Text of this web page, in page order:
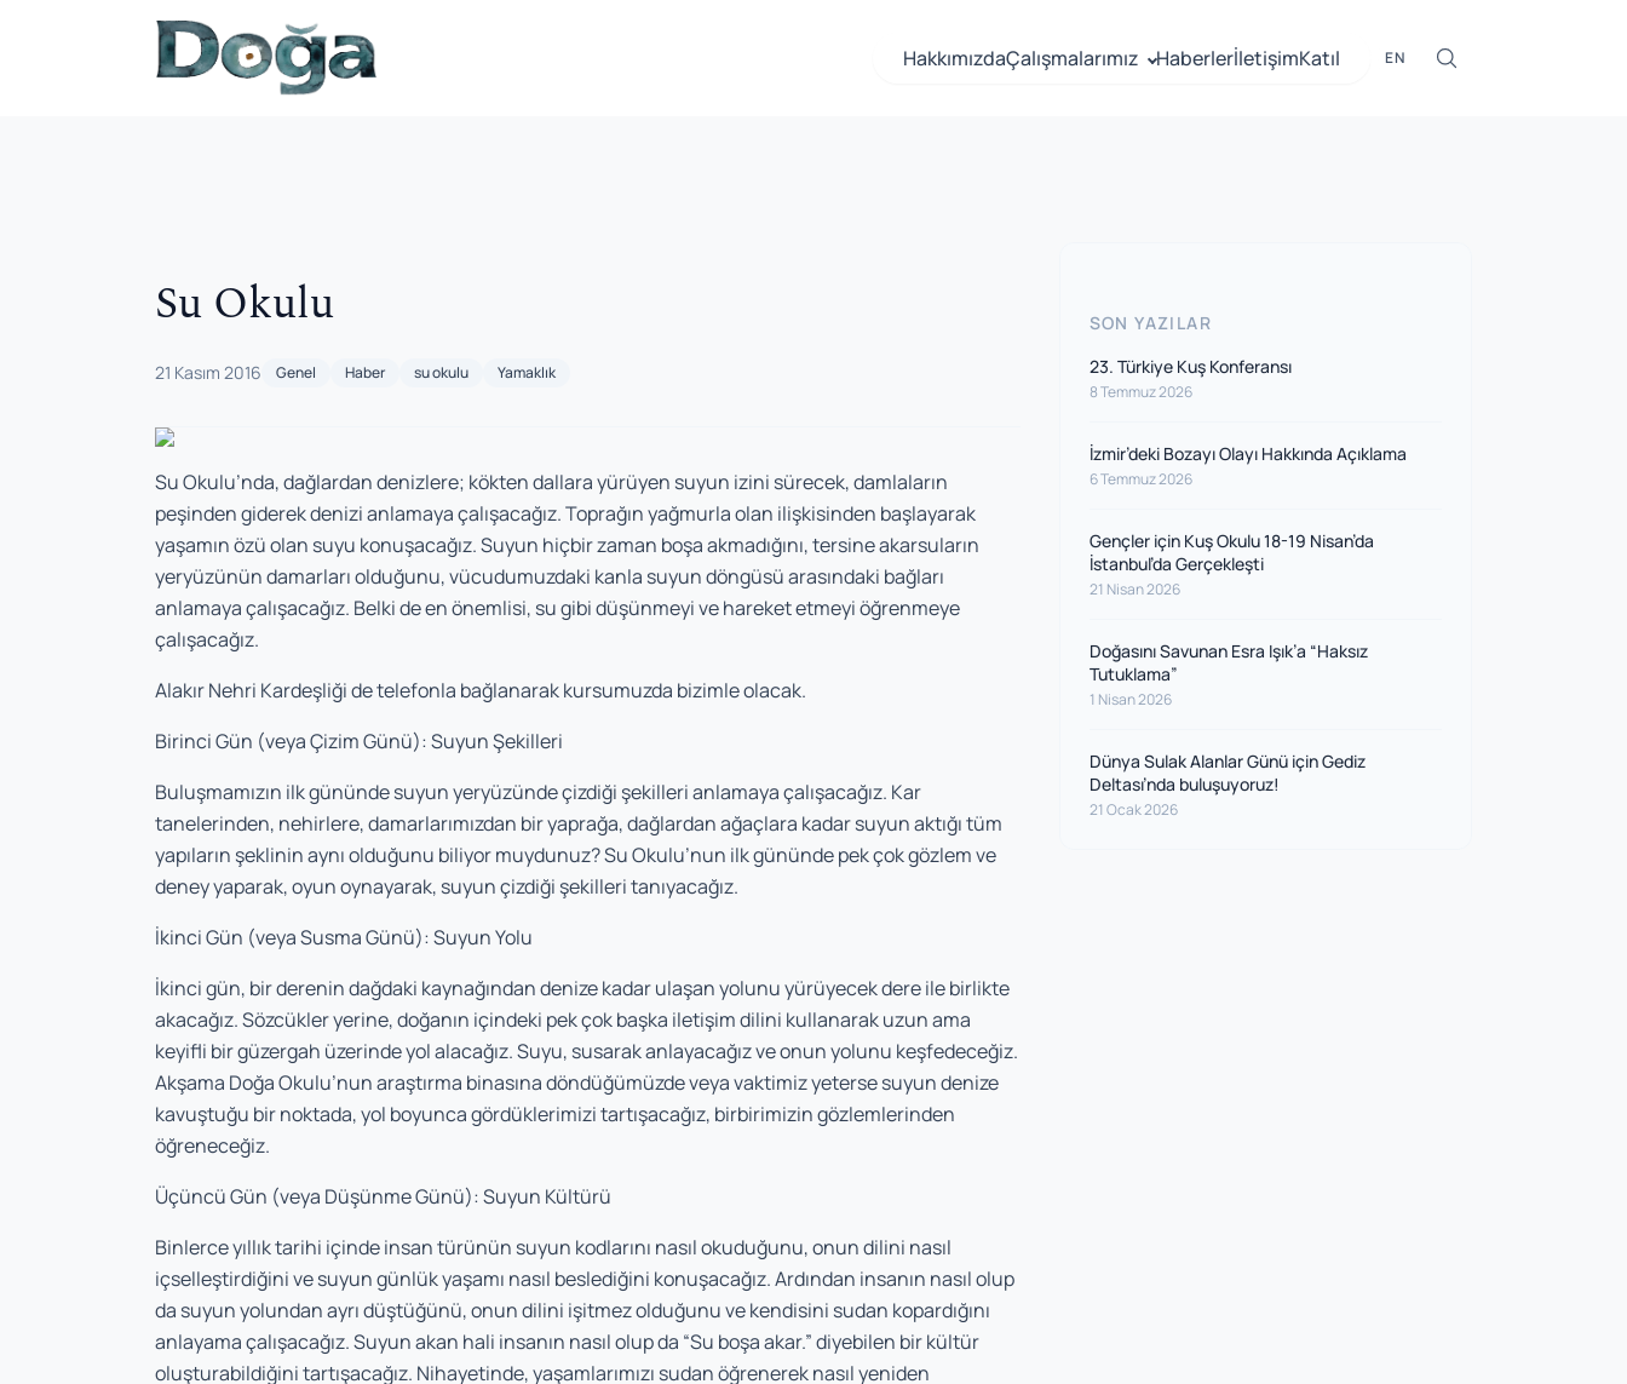
HakkımızdaÇalışmalarımız HaberlerİletişimKatıl EN
Su Okulu
21 Kasım 2016 Genel Haber su okulu Yamaklık
Su Okulu’nda, dağlardan denizlere; kökten dallara yürüyen suyun izini sürecek, damlaların
peşinden giderek denizi anlamaya çalışacağız. Toprağın yağmurla olan ilişkisinden başlayarak
yaşamın özü olan suyu konuşacağız. Suyun hiçbir zaman boşa akmadığını, tersine akarsuların
yeryüzünün damarları olduğunu, vücudumuzdaki kanla suyun döngüsü arasındaki bağları
anlamaya çalışacağız. Belki de en önemlisi, su gibi düşünmeyi ve hareket etmeyi öğrenmeye
çalışacağız.
Alakır Nehri Kardeşliği de telefonla bağlanarak kursumuzda bizimle olacak.
Birinci Gün (veya Çizim Günü): Suyun Şekilleri
Buluşmamızın ilk gününde suyun yeryüzünde çizdiği şekilleri anlamaya çalışacağız. Kar
tanelerinden, nehirlere, damarlarımızdan bir yaprağa, dağlardan ağaçlara kadar suyun aktığı tüm
yapıların şeklinin aynı olduğunu biliyor muydunuz? Su Okulu’nun ilk gününde pek çok gözlem ve
deney yaparak, oyun oynayarak, suyun çizdiği şekilleri tanıyacağız.
İkinci Gün (veya Susma Günü): Suyun Yolu
İkinci gün, bir derenin dağdaki kaynağından denize kadar ulaşan yolunu yürüyecek dere ile birlikte
akacağız. Sözcükler yerine, doğanın içindeki pek çok başka iletişim dilini kullanarak uzun ama
keyifli bir güzergah üzerinde yol alacağız. Suyu, susarak anlayacağız ve onun yolunu keşfedeceğiz.
Akşama Doğa Okulu’nun araştırma binasına döndüğümüzde veya vaktimiz yeterse suyun denize
kavuştuğu bir noktada, yol boyunca gördüklerimizi tartışacağız, birbirimizin gözlemlerinden
öğreneceğiz.
Üçüncü Gün (veya Düşünme Günü): Suyun Kültürü
Binlerce yıllık tarihi içinde insan türünün suyun kodlarını nasıl okuduğunu, onun dilini nasıl
içselleştirdiğini ve suyun günlük yaşamı nasıl beslediğini konuşacağız. Ardından insanın nasıl olup
da suyun yolundan ayrı düştüğünü, onun dilini işitmez olduğunu ve kendisini sudan kopardığını
anlayama çalışacağız. Suyun akan hali insanın nasıl olup da “Su boşa akar.” diyebilen bir kültür
oluşturabildiğini tartışacağız. Nihayetinde, yaşamlarımızı sudan öğrenerek nasıl yeniden
SON YAZILAR
23. Türkiye Kuş Konferansı
8 Temmuz 2026
İzmir’deki Bozayı Olayı Hakkında Açıklama
6 Temmuz 2026
Gençler için Kuş Okulu 18-19 Nisan’da
İstanbul’da Gerçekleşti
21 Nisan 2026
Doğasını Savunan Esra Işık’a “Haksız
Tutuklama”
1 Nisan 2026
Dünya Sulak Alanlar Günü için Gediz
Deltası’nda buluşuyoruz!
21 Ocak 2026